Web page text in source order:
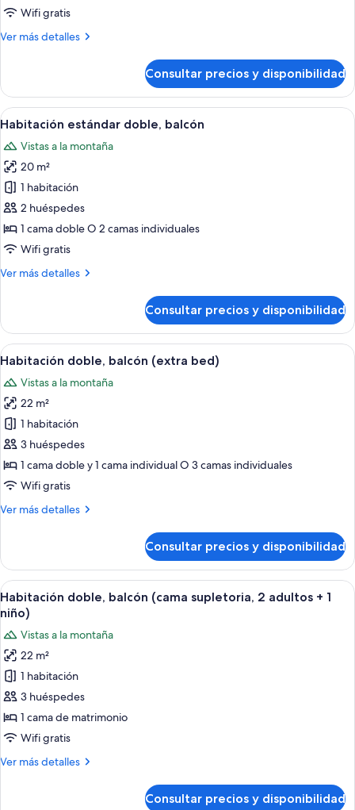
Wifi gratis
Ver más detalles
Más
individual
Consultar precios y disponibilidad
Abrir
todas
las
fotos
de
Habitación
estándar
doble,
balcón
Habitación de hotel con cama,
10
Habitación estándar doble, balcón
Vistas a la montaña
20 m²
1 habitación
2 huéspedes
1 cama doble O 2 camas individuales
Wifi gratis
Ver más detalles
Más
estándar
doble,
balcón
Consultar precios y disponibilidad
Abrir
todas
las
fotos
de
Habitación
doble,
balcón
bed)
Una habitación de hotel con cama,
10
Habitación doble, balcón (extra bed)
Vistas a la montaña
22 m²
1 habitación
3 huéspedes
1 cama doble y 1 cama individual O 3 camas individuales
Wifi gratis
Ver más detalles
Más
doble,
balcón
(extra
bed)
Consultar precios y disponibilidad
Abrir
todas
fotos
de
Habitación
doble,
balcón
(cama
2
Habitación de hotel con cama,
10
Habitación doble, balcón (cama supletoria, 2 adultos + 1
niño)
Vistas a la montaña
22 m²
1 habitación
3 huéspedes
1 cama de matrimonio
Wifi gratis
Ver más detalles
Más
Consultar precios y disponibilidad